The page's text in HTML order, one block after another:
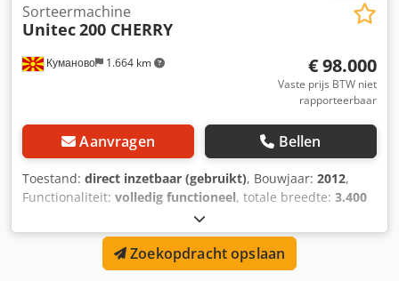
Куманово 1.664 km
Sorteermachine
Unitec200 CHERRY
€ 98.000
Vaste prijs BTW niet
rapporteerbaar
Aanvragen Bellen
Toestand: direct inzetbaar (gebruikt), Bouwjaar: 2012,
Functionaliteit: volledig functioneel, totale breedte: 3.400
, totale hoogte:
Uitrusting:documentatie / handleiding, Unitec
sorteersysteem, sorteert op grootte, ca. 1000 kg per uur
Dcedpfx Asxwmtcohpsk
Zoekopdracht opslaan